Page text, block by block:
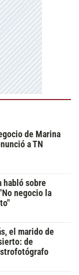
de Marina
a TN
habló sobre
negocio la
el marido de
de